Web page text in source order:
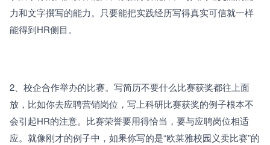
力和文字撰写的能力。只要能把实践经历写得真实可信就一样
能得到HR侧目。
2、校企合作举办的比赛。写简历不要什么比赛获奖都往上面
放，比如你去应聘营销岗位，写上科研比赛获奖的例子根本不
会引起HR的注意。比赛荣誉要用得恰当，要与应聘岗位相适
应。就像刚才的例子中，如果你写的是“欧莱雅校园义卖比赛”的